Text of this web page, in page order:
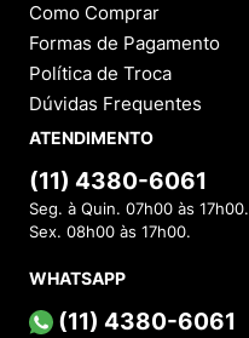
Como Comprar
Formas de Pagamento
Política de Troca
Dúvidas Frequentes
ATENDIMENTO
(11) 4380-6061
Seg. à Quin. 07h00 às 17h00.
Sex. 08h00 às 17h00.
WHATSAPP
(11) 4380-6061